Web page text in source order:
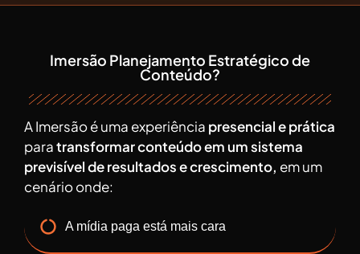
Imersão Planejamento Estratégico de
Conteúdo?
A Imersão é uma experiência presencial e prática
paratransformar conteúdo em um sistema
previsível de resultados e crescimento, em um
cenário onde:
A mídia paga está mais cara